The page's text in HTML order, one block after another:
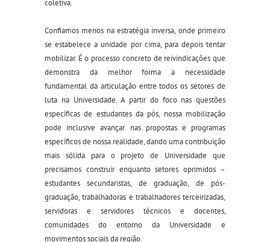
coletiva.
Confiamos menos na estratégia inversa, onde primeiro
se estabelece a unidade por cima, para depois tentar
mobilizar. É o processo concreto de reivindicações que
demonstra da melhor forma a necessidade
fundamental da articulação entre todos os setores de
luta na Universidade. A partir do foco nas questões
específicas de estudantes da pós, nossa mobilização
pode inclusive avançar nas propostas e programas
específicos de nossa realidade, dando uma contribuição
mais sólida para o projeto de Universidade que
precisamos construir enquanto setores oprimidos –
estudantes secundaristas, de graduação, de pós-
graduação, trabalhadoras e trabalhadoresterceirizadas,
servidoras e servidores técnicos e docentes,
comunidades do entorno da Universidade e
movimentos sociais da região.